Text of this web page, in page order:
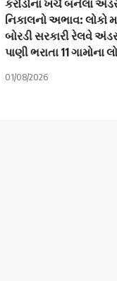
કરોડોના ખર્ચે બનેલા
નિકાલનો અભાવ: લોકો
બોરડી સરકારી રેલવે
પાણી ભરાતા 11 ગામોના
01/08/2026